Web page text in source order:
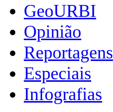
GeoURBI
Opinião
Reportagens
Especiais
Infografias